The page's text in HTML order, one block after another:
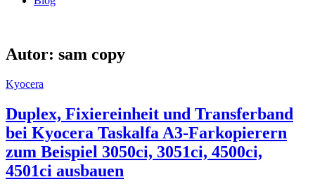
Autor: sam copy
Kyocera
Duplex, Fixiereinheit und Transferband
bei Kyocera Taskalfa A3-Farkopierern
zum Beispiel 3050ci, 3051ci, 4500ci,
4501ci ausbauen